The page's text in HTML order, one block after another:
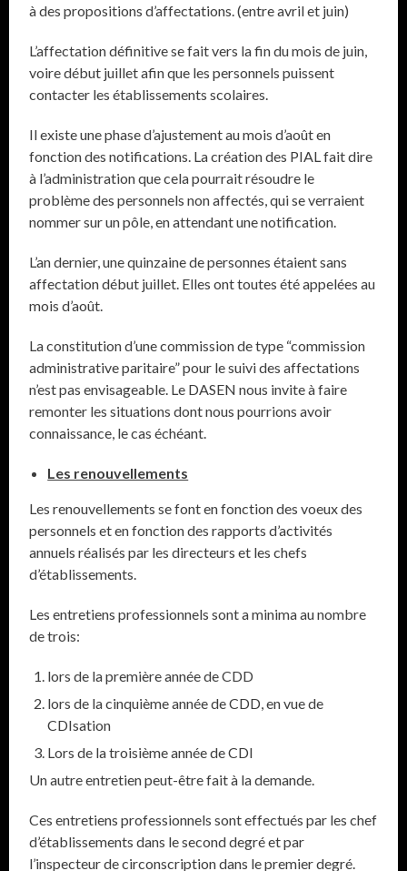
à des propositions d’affectations. (entre avril et juin)
L’affectation définitive se fait vers la fin du mois de juin,
voire début juillet afin que les personnels puissent
contacter les établissements scolaires.
Il existe une phase d’ajustement au mois d’août en
fonction des notifications. La création des PIAL fait dire
à l’administration que cela pourrait résoudre le
problème des personnels non affectés, qui se verraient
nommer sur un pôle, en attendant une notification.
L’an dernier, une quinzaine de personnes étaient sans
affectation début juillet. Elles ont toutes été appelées au
mois d’août.
La constitution d’une commission de type “commission
administrative paritaire” pour le suivi des affectations
n’est pas envisageable. Le DASEN nous invite à faire
remonter les situations dont nous pourrions avoir
connaissance, le cas échéant.
Les renouvellements
Les renouvellements se font en fonction des voeux des
personnels et en fonction des rapports d’activités
annuels réalisés par les directeurs et les chefs
d’établissements.
Les entretiens professionnels sont a minima au nombre
de trois:
lors de la première année de CDD
lors de la cinquième année de CDD, en vue de
CDIsation
Lors de la troisième année de CDI
Un autre entretien peut-être fait à la demande.
Ces entretiens professionnels sont effectués par les chef
d’établissements dans le second degré et par
l’inspecteur de circonscription dans le premier degré.